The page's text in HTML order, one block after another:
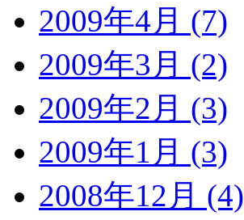
2009年4月 (7)
2009年3月 (2)
2009年2月 (3)
2009年1月 (3)
2008年12月 (4)